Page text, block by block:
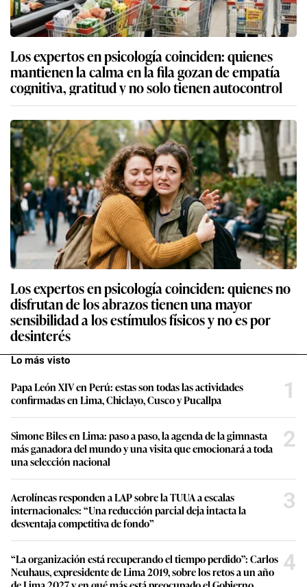
Los expertos en psicología coinciden: quienes
mantienen la calma en la fila gozan de empatía
cognitiva, gratitud y no solo tienen autocontrol
Los expertos en psicología coinciden: quienes no
disfrutan de los abrazos tienen una mayor
sensibilidad a los estímulos físicos y no es por
desinterés
Lo más visto
Papa León XIV en Perú: estas son todas las actividades
confirmadas en Lima, Chiclayo, Cusco y Pucallpa
1
Simone Biles en Lima: paso a paso, la agenda de la gimnasta
más ganadora del mundo y una visita que emocionará a toda
una selección nacional
2
Aerolíneas responden a LAP sobre la TUUA a escalas
internacionales: “Una reducción parcial deja intacta la
desventaja competitiva de fondo”
3
“La organización está recuperando el tiempo perdido”: Carlos
Neuhaus, expresidente de Lima 2019, sobre los retos a un año
4